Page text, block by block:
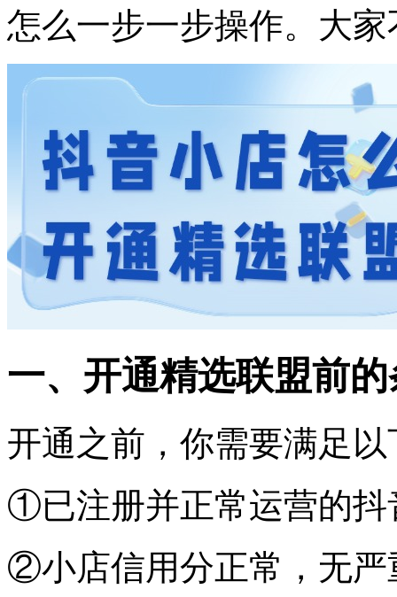
怎么一步一步操作。大
一、开通精选联盟前
开通之前，你需要满足
①已注册并正常运营的抖
②小店信用分正常，无严